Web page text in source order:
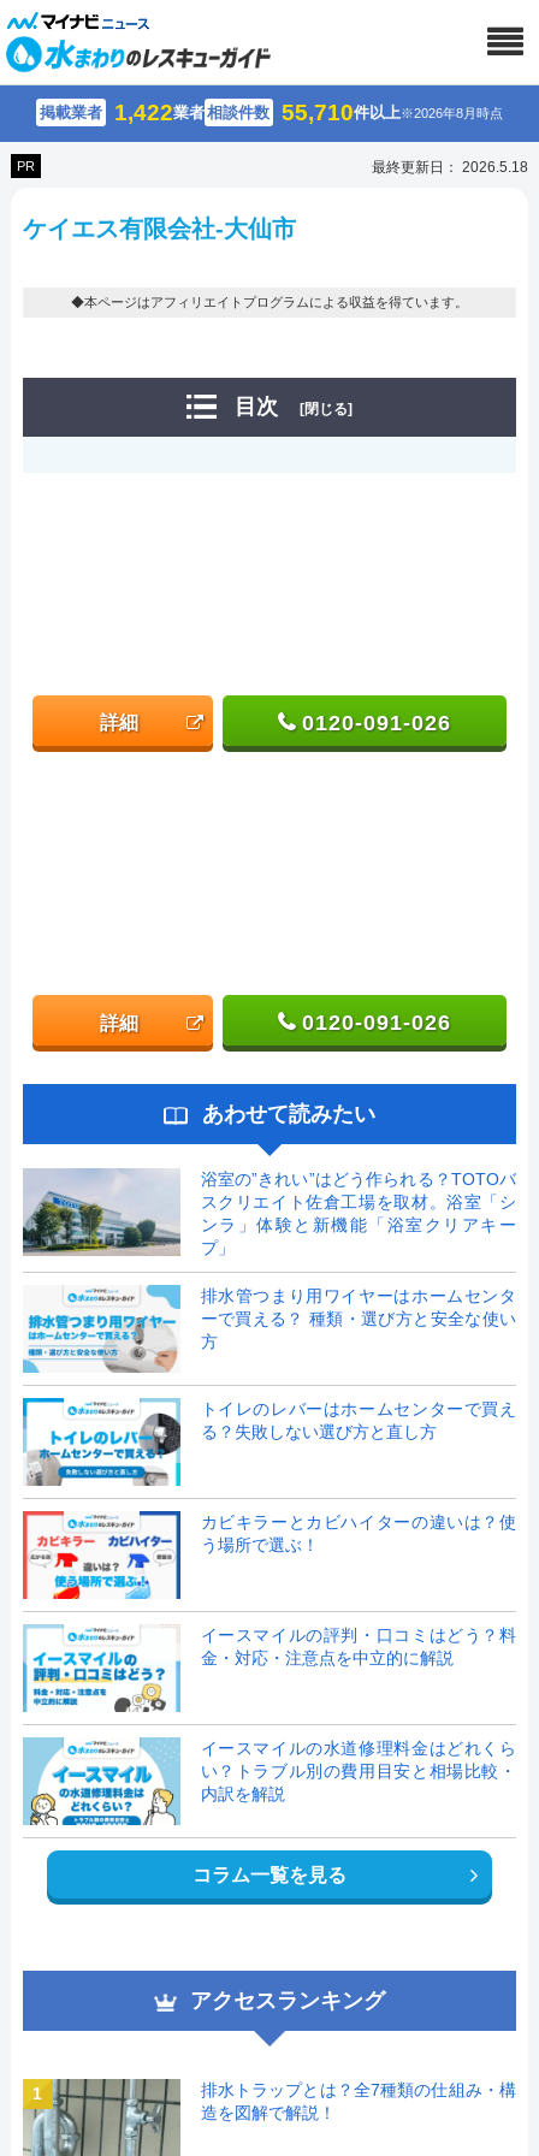
掲載業者 1,422業者相談件数 55,710件以上※2026年8月時点
PR 最終更新日： 2026.5.18
ケイエス有限会社-大仙市
◆本ページはアフィリエイトプログラムによる収益を得ています。
目次 [閉じる]
詳細 0120-091-026
詳細 0120-091-026
あわせて読みたい
浴室の”きれい”はどう作られる？TOTOバ
スクリエイト佐倉工場を取材。浴室「シ
ンラ」体験と新機能「浴室クリアキー
プ」
排水管つまり用ワイヤーはホームセンタ
ーで買える？ 種類・選び方と安全な使い
方
トイレのレバーはホームセンターで買え
る？失敗しない選び方と直し方
カビキラーとカビハイターの違いは？使
う場所で選ぶ！
イースマイルの評判・口コミはどう？料
金・対応・注意点を中立的に解説
イースマイルの水道修理料金はどれくら
い？トラブル別の費用目安と相場比較・
内訳を解説
コラム一覧を見る
アクセスランキング
1
排水トラップとは？全7種類の仕組み・構
造を図解で解説！